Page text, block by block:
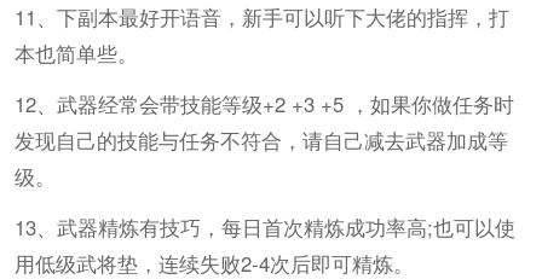
11、下副本最好开语音，新手可以听下大佬的指挥，打
本也简单些。
12、武器经常会带技能等级+2 +3 +5 ，如果你做任务时
发现自己的技能与任务不符合，请自己减去武器加成等
级。
13、武器精炼有技巧，每日首次精炼成功率高;也可以使
用低级武将垫，连续失败2-4次后即可精炼。